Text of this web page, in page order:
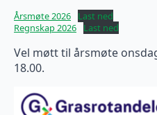
Årsmøte 2026
Last ned
Regnskap 2026
Last ned
Vel møtt til årsmøte
18.00.